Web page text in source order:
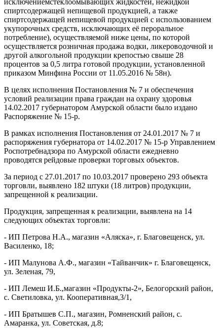
спиртсодержащей непищевой продукцией, а также
спиртсодержащей непищевой продукцией с использованием
укупорочных средств, исключающих её пероральное
потребление), осуществляемой ниже цены, по которой
осуществляется розничная продажа водки, ликероводочной и
другой алкогольной продукции крепостью свыше 28
процентов за 0,5 литра готовой продукции, установленной
приказом Минфина России от 11.05.2016 № 58н).
В целях исполнения Постановления № 7 и обеспечения
условий реализации права граждан на охрану здоровья
14.02.2017 губернатором Амурской области было издано
Распоряжение № 15-р.
В рамках исполнения Постановления от 24.01.2017 № 7 и
распоряжения губернатора от 14.02.2017 № 15-р Управлением
Роспотребнадзора по Амурской области ежедневно
проводятся рейдовые проверки торговых объектов.
За период с 27.01.2017 по 10.03.2017 проверено 293 объекта
торговли, выявлено 182 штуки (18 литров) продукции,
запрещенной к реализации.
Продукция, запрещенная к реализации, выявлена на 14
следующих объектах торговли:
- ИП Петрова Н.А., магазин «Аляска», г. Благовещенск, ул.
Василенко, 18;
- ИП Малунова А.Ф., магазин «Тайванчик» г. Благовещенск,
ул. Зеленая, 79,
- ИП Лемеш И.Б.,магазин «Продукты-2», Белогорский район,
с. Светиловка, ул. Кооперативная,3/1,
- ИП Братышев С.П., магазин, Ромненский район, с.
Амаранка, ул. Советская, д.8;